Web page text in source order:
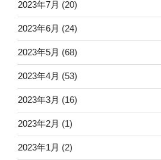
2023年7月 (20)
2023年6月 (24)
2023年5月 (68)
2023年4月 (53)
2023年3月 (16)
2023年2月 (1)
2023年1月 (2)